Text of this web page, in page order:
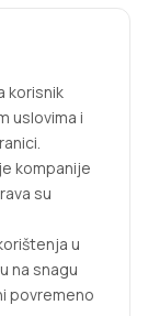
korisnik
uslovima i
kompanije
su
u
na snagu
povremeno